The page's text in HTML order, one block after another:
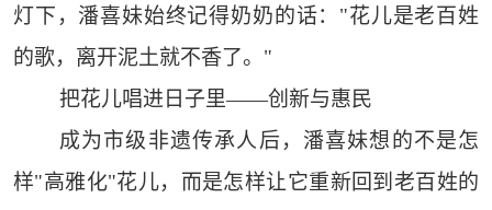
灯下，潘喜妹始终记得奶奶的话："花儿是老百姓
的歌，离开泥土就不香了。"
把花儿唱进日子里——创新与惠民
成为市级非遗传承人后，潘喜妹想的不是怎
样"高雅化"花儿，而是怎样让它重新回到老百姓的